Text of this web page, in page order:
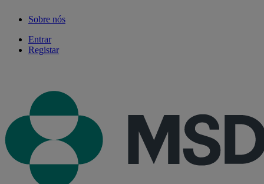
Sobre nós
Entrar
Registar